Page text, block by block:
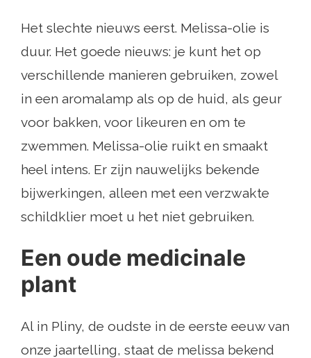
Het slechte nieuws eerst. Melissa-olie is
duur. Het goede nieuws: je kunt het op
verschillende manieren gebruiken, zowel
in een aromalamp als op de huid, als geur
voor bakken, voor likeuren en om te
zwemmen. Melissa-olie ruikt en smaakt
heel intens. Er zijn nauwelijks bekende
bijwerkingen, alleen met een verzwakte
schildklier moet u het niet gebruiken.
Een oude medicinale
plant
Al in Pliny, de oudste in de eerste eeuw van
onze jaartelling, staat de melissa bekend